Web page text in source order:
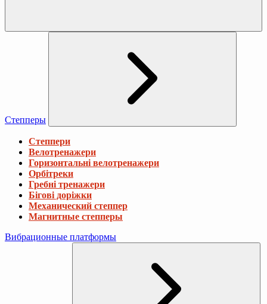
Степперы
Степпери
Велотренажери
Горизонтальні велотренажери
Орбітреки
Гребні тренажери
Бігові доріжки
Механический степпер
Магнитные степперы
Вибрационные платформы